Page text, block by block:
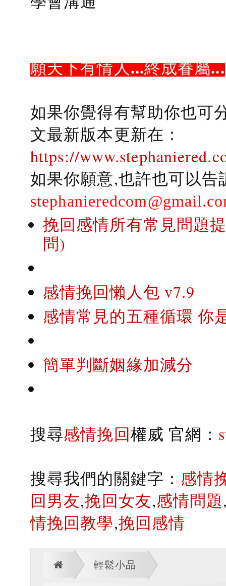
願天下有情人...終成眷屬...
如果你覺得有幫助你也可
文最新版本更新在：
https://
如果你願意,也許也可以
挽回感情所有常見問題
問)
感情挽回懶人包 v7.9
感情常見的五種循環 你
簡單判斷姻緣加減分
搜尋感情挽回權威 官網：
搜尋我們的關鍵字： 感情
回男友,挽回女友,感情問題
情挽回教學,挽回感情
輕鬆小品